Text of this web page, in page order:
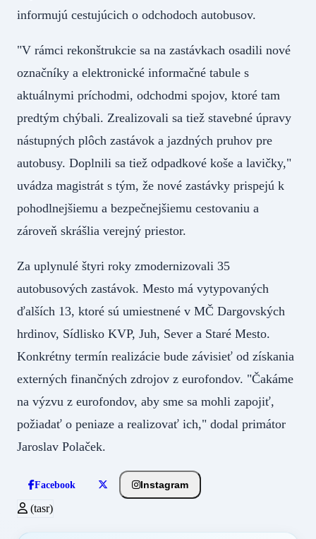
informujú cestujúcich o odchodoch autobusov.
"V rámci rekonštrukcie sa na zastávkach osadili nové
označníky a elektronické informačné tabule s
aktuálnymi príchodmi, odchodmi spojov, ktoré tam
predtým chýbali. Zrealizovali sa tiež stavebné úpravy
nástupných plôch zastávok a jazdných pruhov pre
autobusy. Doplnili sa tiež odpadkové koše a lavičky,"
uvádza magistrát s tým, že nové zastávky prispejú k
pohodlnejšiemu a bezpečnejšiemu cestovaniu a
zároveň skrášlia verejný priestor.
Za uplynulé štyri roky zmodernizovali 35
autobusových zastávok. Mesto má vytypovaných
ďalších 13, ktoré sú umiestnené v MČ Dargovských
hrdinov, Sídlisko KVP, Juh, Sever a Staré Mesto.
Konkrétny termín realizácie bude závisieť od získania
externých finančných zdrojov z eurofondov. "Čakáme
na výzvu z eurofondov, aby sme sa mohli zapojiť,
požiadať o peniaze a realizovať ich," dodal primátor
Jaroslav Polaček.
Facebook Instagram
(tasr)